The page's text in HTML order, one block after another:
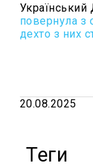
повернула з
дехто з них
20.08.2025
Теги